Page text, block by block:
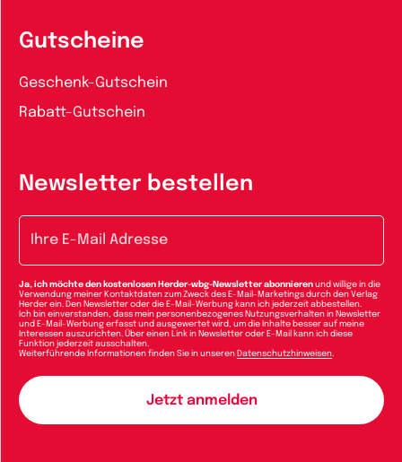
Gutscheine
Geschenk-Gutschein
Rabatt-Gutschein
Newsletter bestellen
Ja, ich möchte den kostenlosen Herder-wbg-Newsletter abonnieren und willige in die
Verwendung meiner Kontaktdaten zum Zweck des E-Mail-Marketings durch den Verlag
Herder ein. Den Newsletter oder die E-Mail-Werbung kann ich jederzeit abbestellen.
Ich bin einverstanden, dass mein personenbezogenes Nutzungsverhalten in Newsletter
und E-Mail-Werbung erfasst und ausgewertet wird, um die Inhalte besser auf meine
Interessen auszurichten. Über einen Link in Newsletter oder E-Mail kann ich diese
Funktion jederzeit ausschalten.
Weiterführende Informationen finden Sie in unseren Datenschutzhinweisen